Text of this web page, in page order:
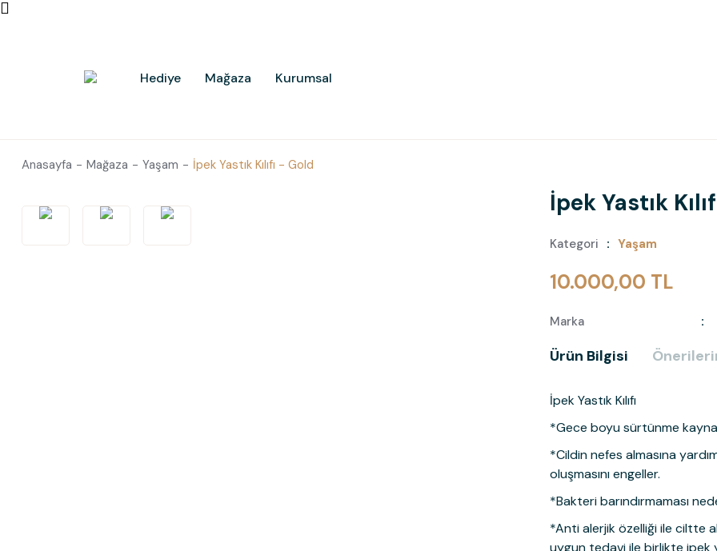
Hediye Mağaza Kurumsal
Anasayfa Mağaza Yaşam İpek Yastık Kılıfı - Gold
İpek Yastık
Kategori Yaşam
10.000,00 TL
Marka
Ürün Bilgisi
İpek Yastık Kılıfı
*Gece boyu sürtünme
*Cildin nefes almasına
oluşmasını engeller.
*Bakteri barındırmaması
*Anti alerjik özelliği ile ciltte
uygun tedavi ile birlikte ipek